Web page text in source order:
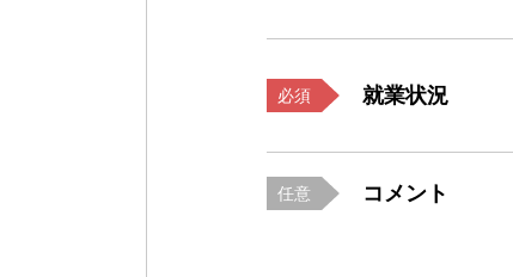
必須 就業状況
任意 コメント